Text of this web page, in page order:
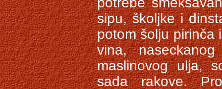
sipu, školjke i
potom šolju pirinča
vina,
maslinovog ulja,
sada rakove.